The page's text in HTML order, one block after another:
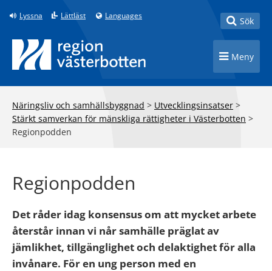
Till innehåll på sidan
Lyssna Lättläst Languages Toggle
Sök
Toggle
Meny
Näringsliv och samhällsbyggnad > Utvecklingsinsatser >
Stärkt samverkan för mänskliga rättigheter i Västerbotten >
Regionpodden
Regionpodden
Det råder idag konsensus om att mycket arbete
återstår innan vi når samhälle präglat av
jämlikhet, tillgänglighet och delaktighet för alla
invånare. För en ung person med en